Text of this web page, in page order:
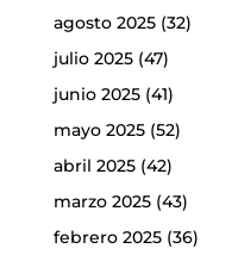
agosto 2025(32)
julio 2025(47)
junio 2025(41)
mayo 2025(52)
abril 2025(42)
marzo 2025(43)
febrero 2025(36)